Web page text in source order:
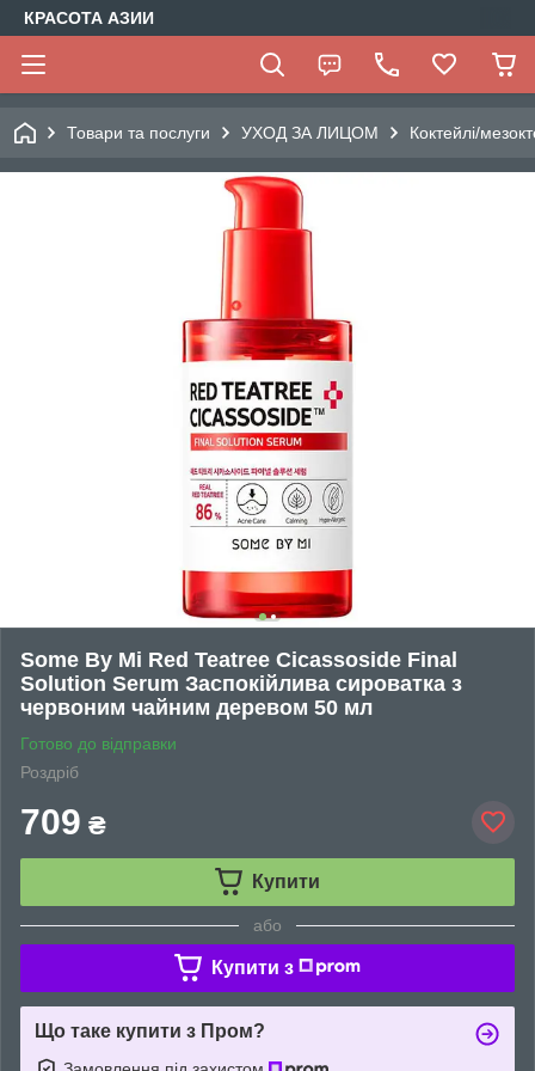
КРАСОТА АЗИИ
Товари та послуги УХОД ЗА ЛИЦОМ Коктейлі/
Some By Mi Red Teatree Cicassoside Final
Solution Serum Заспокійлива сироватка з
червоним чайним деревом 50 мл
Готово до відправки
Роздріб
709 ₴
Купити
або
Купити з
Що таке купити з Пром?